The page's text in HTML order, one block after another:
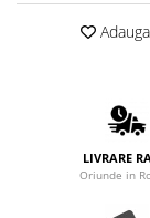
LIVRARE
Oriunde in